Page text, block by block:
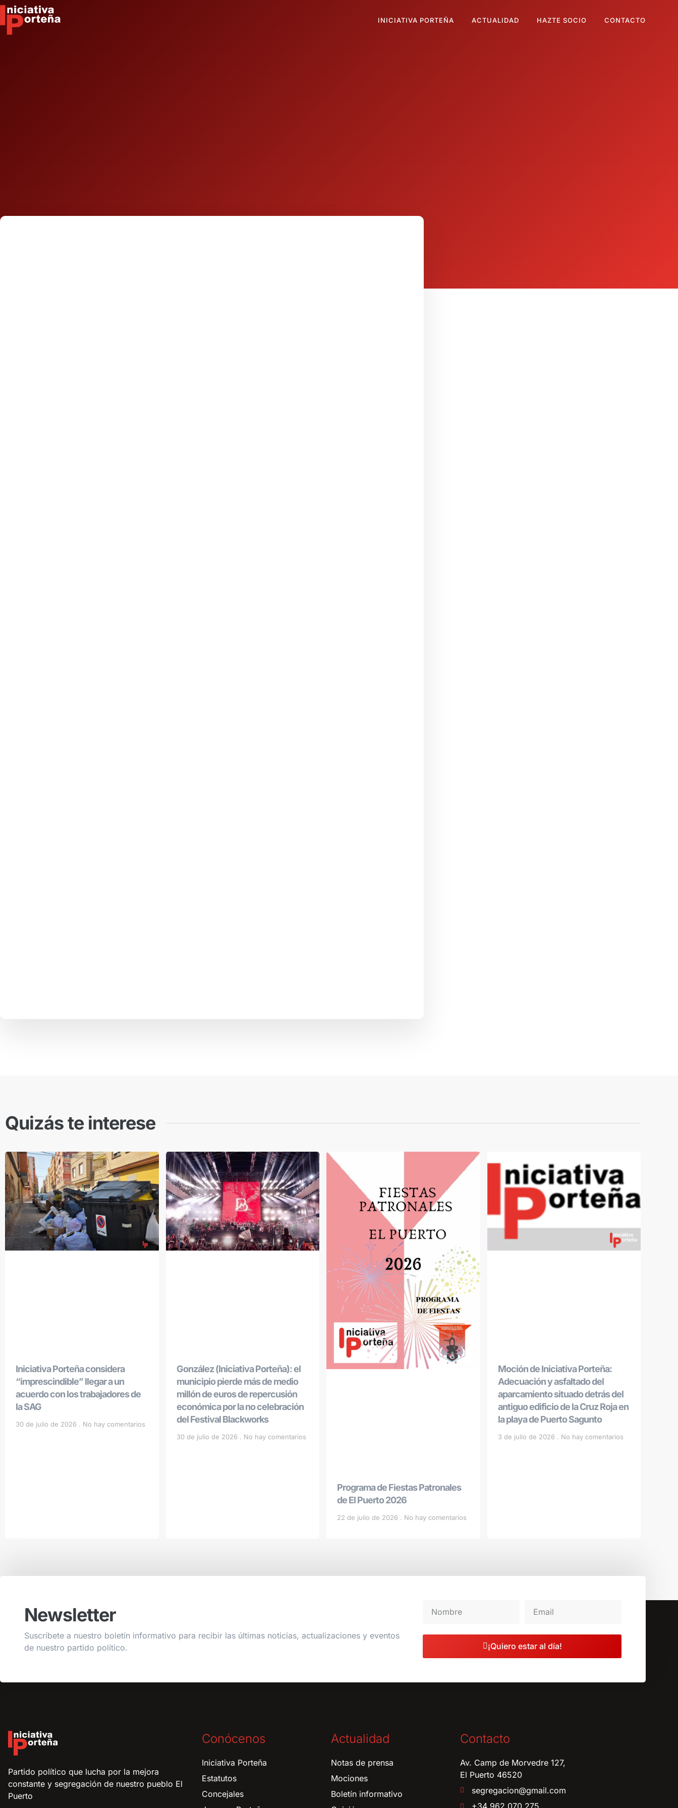
INICIATIVA PORTEÑA ACTUALIDAD HAZTE SOCIO CONTACTO
Quizás te interese
Iniciativa Porteña considera
“imprescindible” llegar a un
acuerdo con los trabajadores de
la SAG
30 de julio de 2026 No hay comentarios
González (Iniciativa Porteña): el
municipio pierde más de medio
millón de euros de repercusión
económica por la no celebración
del Festival Blackworks
30 de julio de 2026 No hay comentarios
Programa de Fiestas Patronales
de El Puerto 2026
22 de julio de 2026 No hay comentarios
Moción de Iniciativa Porteña:
Adecuación y asfaltado del
aparcamiento situado detrás del
antiguo edificio de la Cruz Roja en
la playa de Puerto Sagunto
3 de julio de 2026 No hay comentarios
Newsletter
Suscríbete a nuestro boletín informativo para recibir las últimas noticias, actualizaciones y eventos
de nuestro partido político.
¡Quiero estar al día!
Partido político que lucha por la mejora
constante y segregación de nuestro pueblo El
Puerto
Conócenos
Iniciativa Porteña
Estatutos
Concejales
Actualidad
Notas de prensa
Mociones
Boletín informativo
Contacto
Av. Camp de Morvedre 127,
El Puerto 46520
segregacion@gmail.com
+34 962 070 275